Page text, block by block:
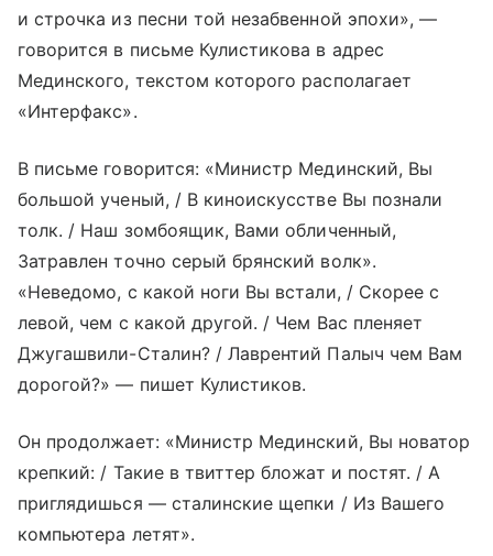
и строчка из песни той незабвенной эпохи», —
говорится в письме Кулистикова в адрес
Мединского, текстом которого располагает
«Интерфакс».
В письме говорится: «Министр Мединский, Вы
большой ученый, / В киноискусстве Вы познали
толк. / Наш зомбоящик, Вами обличенный,
Затравлен точно серый брянский волк».
«Неведомо, с какой ноги Вы встали, / Скорее с
левой, чем с какой другой. / Чем Вас пленяет
Джугашвили-Сталин? / Лаврентий Палыч чем Вам
дорогой?» — пишет Кулистиков.
Он продолжает: «Министр Мединский, Вы новатор
крепкий: / Такие в твиттер бложат и постят. / А
приглядишься — сталинские щепки / Из Вашего
компьютера летят».